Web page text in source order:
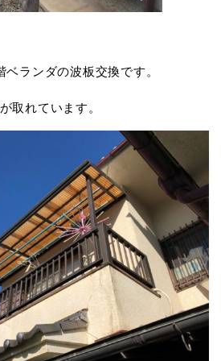
ランダの波板交換です。
取れています。